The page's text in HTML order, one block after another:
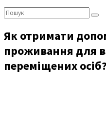
Пошук:
Як отримати
проживання для
переміщених осіб?